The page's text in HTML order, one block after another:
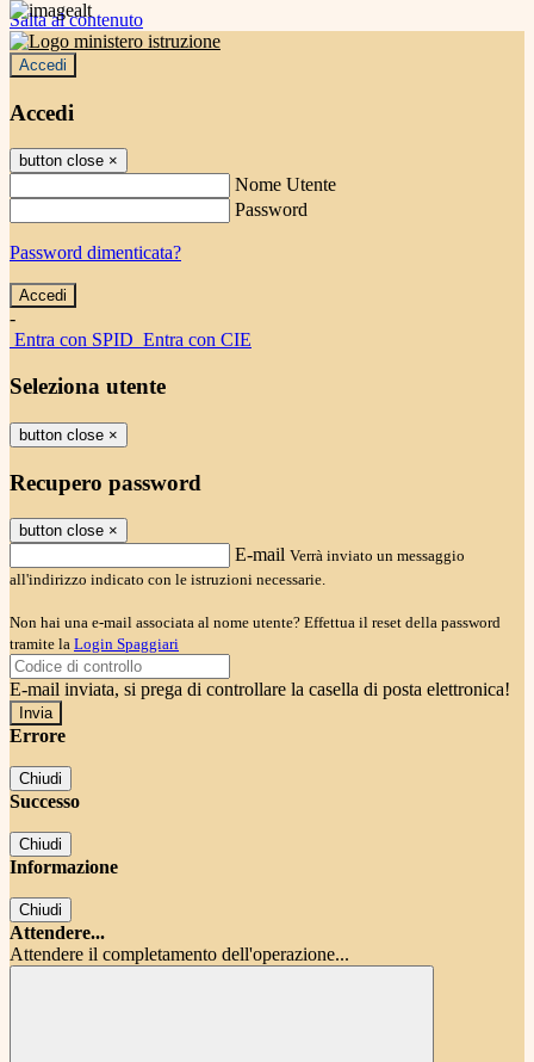
Salta al contenuto
Accedi
Accedi
button close ×
Nome Utente
Password
Password dimenticata?
-
Entra con SPID Entra con CIE
Seleziona utente
button close ×
Recupero password
button close ×
E-mail Verrà inviato un messaggio
all'indirizzo indicato con le istruzioni necessarie.
Non hai una e-mail associata al nome utente? Effettua il reset della password
tramite la Login Spaggiari
E-mail inviata, si prega di controllare la casella di posta elettronica!
Errore
Chiudi
Successo
Chiudi
Informazione
Chiudi
Attendere...
Attendere il completamento dell'operazione...